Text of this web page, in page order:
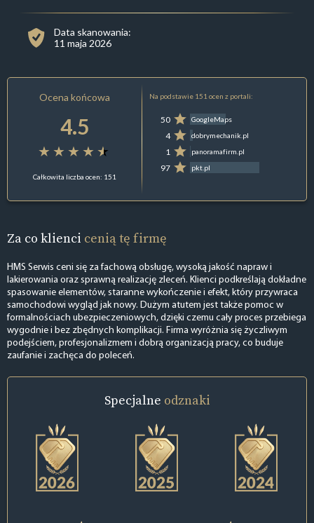
Data skanowania:
11 maja 2026
Ocena końcowa
4.5
Całkowita liczba ocen: 151
Na podstawie 151 ocen z portali:
50 GoogleMaps
4 dobrymechanik.pl
1 panoramafirm.pl
97 pkt.pl
Za co klienci cenią tę firmę
HMS Serwis ceni się za fachową obsługę, wysoką jakość napraw i
lakierowania oraz sprawną realizację zleceń. Klienci podkreślają dokładne
spasowanie elementów, staranne wykończenie i efekt, który przywraca
samochodowi wygląd jak nowy. Dużym atutem jest także pomoc w
formalnościach ubezpieczeniowych, dzięki czemu cały proces przebiega
wygodnie i bez zbędnych komplikacji. Firma wyróżnia się życzliwym
podejściem, profesjonalizmem i dobrą organizacją pracy, co buduje
zaufanie i zachęca do poleceń.
Specjalne odznaki